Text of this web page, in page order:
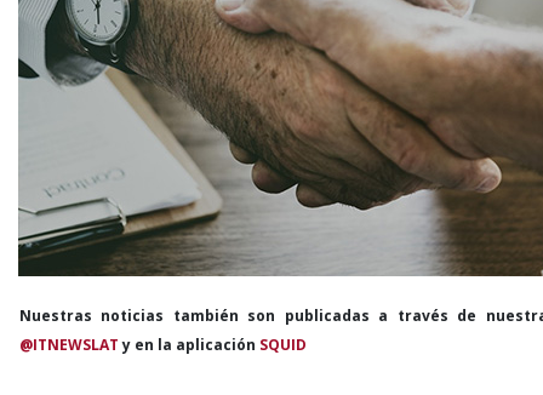
Nuestras noticias también son publicadas a través de
@ITNEWSLATy en la aplicación SQUID